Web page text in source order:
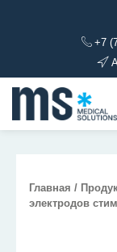
+7
Главная /
электродов